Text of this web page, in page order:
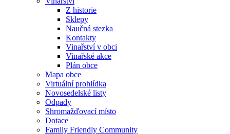
Z historie
Sklepy
Naučná stezka
Kontakty
Vinařství v obci
Vinařské akce
Plán obce
Mapa obce
Virtuální prohlídka
Novosedelské listy
Odpady
Shromažďovací místo
Dotace
Family Friendly Community